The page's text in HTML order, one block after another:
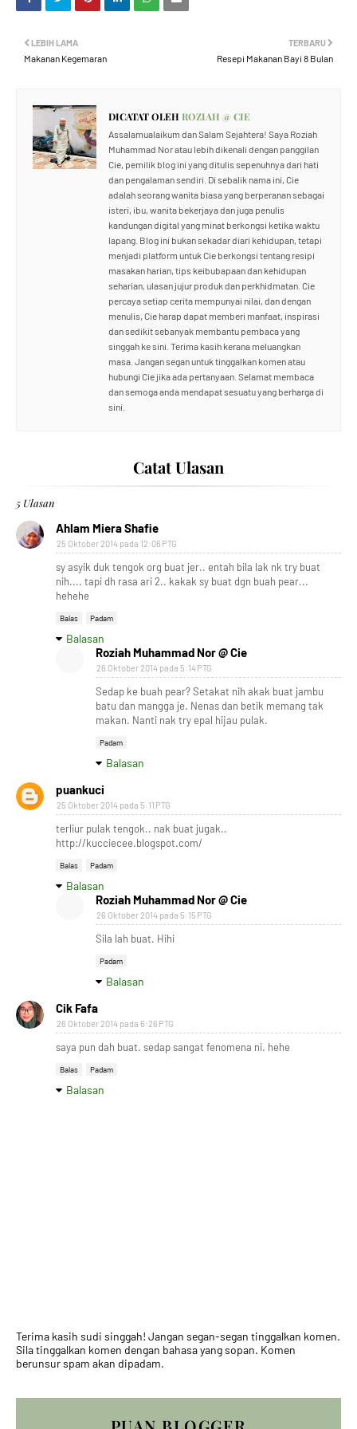
TERBARU
Resepi Makanan Bayi 8 Bulan
LEBIH LAMA
Makanan Kegemaran
DICATAT OLEH ROZIAH @ CIE
Assalamualaikum dan Salam Sejahtera! Saya Roziah
Muhammad Nor atau lebih dikenali dengan panggilan
Cie, pemilik blog ini yang ditulis sepenuhnya dari hati
dan pengalaman sendiri. Di sebalik nama ini, Cie
adalah seorang wanita biasa yang berperanan sebagai
isteri, ibu, wanita bekerjaya dan juga penulis
kandungan digital yang minat berkongsi ketika waktu
lapang. Blog ini bukan sekadar diari kehidupan, tetapi
menjadi platform untuk Cie berkongsi tentang resipi
masakan harian, tips keibubapaan dan kehidupan
seharian, ulasan jujur produk dan perkhidmatan. Cie
percaya setiap cerita mempunyai nilai, dan dengan
menulis, Cie harap dapat memberi manfaat, inspirasi
dan sedikit sebanyak membantu pembaca yang
singgah ke sini. Terima kasih kerana meluangkan
masa. Jangan segan untuk tinggalkan komen atau
hubungi Cie jika ada pertanyaan. Selamat membaca
dan semoga anda mendapat sesuatu yang berharga di
sini.
Catat Ulasan
5 Ulasan
Ahlam Miera Shafie
25 Oktober 2014 pada 12:06 PTG
sy asyik duk tengok org buat jer.. entah bila lak nk try buat
nih.... tapi dh rasa ari 2.. kakak sy buat dgn buah pear...
hehehe
Balas Padam
Balasan
Roziah Muhammad Nor @ Cie
26 Oktober 2014 pada 5:14 PTG
Sedap ke buah pear? Setakat nih akak buat jambu
batu dan mangga je. Nenas dan betik memang tak
makan. Nanti nak try epal hijau pulak.
Padam
Balasan
puankuci
25 Oktober 2014 pada 5:11 PTG
terliur pulak tengok.. nak buat jugak..
http://kucciecee.blogspot.com/
Balas Padam
Balasan
Roziah Muhammad Nor @ Cie
26 Oktober 2014 pada 5:15 PTG
Sila lah buat. Hihi
Padam
Balasan
Cik Fafa
26 Oktober 2014 pada 6:26 PTG
saya pun dah buat. sedap sangat fenomena ni. hehe
Balas Padam
Balasan
Terima kasih sudi singgah! Jangan segan-segan tinggalkan komen.
Sila tinggalkan komen dengan bahasa yang sopan. Komen
berunsur spam akan dipadam.